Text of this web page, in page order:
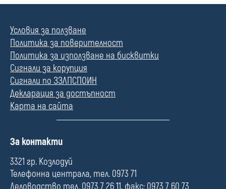
Условия за ползване
Политика за поверителност
Политика за използване на бисквитки
Сигнали за корупция
Сигнали по ЗЗЛПСПОИН
Декларация за достъпност
Карта на сайта
П
л
е
За контакти
3321 гр. Козлодуй
Телефонна централа, тел. 0973 71